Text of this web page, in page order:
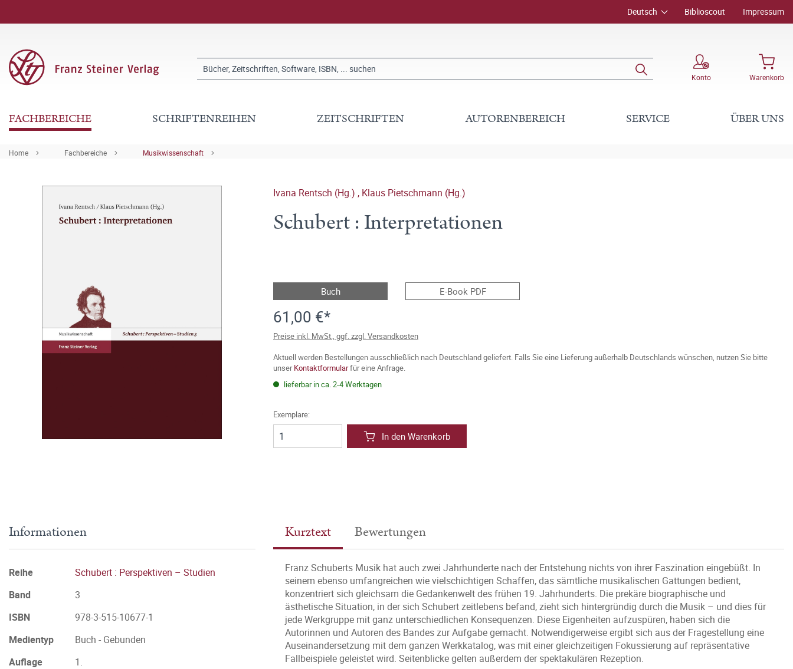
Deutsch Biblioscout Impressum
Konto Warenkorb
FACHBEREICHE SCHRIFTENREIHEN ZEITSCHRIFTEN AUTORENBEREICH SERVICE ÜBER UNS
Home Fachbereiche Musikwissenschaft
Ivana Rentsch (Hg.) , Klaus Pietschmann (Hg.)
Schubert : Interpretationen
Buch E-Book PDF
61,00 €*
Preise inkl. MwSt., ggf. zzgl. Versandkosten
Aktuell werden Bestellungen ausschließlich nach Deutschland geliefert. Falls Sie eine Lieferung außerhalb Deutschlands wünschen, nutzen Sie bitte
unserKontaktformularfür eine Anfrage.
lieferbar in ca. 2-4 Werktagen
Exemplare:
In den Warenkorb
Kurztext Bewertungen
Franz Schuberts Musik hat auch zwei Jahrhunderte nach der Entstehung nichts von ihrer Faszination eingebüßt. In
seinem ebenso umfangreichen wie vielschichtigen Schaffen, das sämtliche musikalischen Gattungen bedient,
konzentriert sich gleichsam die Gedankenwelt des frühen 19. Jahrhunderts. Die prekäre biographische und
ästhetische Situation, in der sich Schubert zeitlebens befand, zieht sich hintergründig durch die Musik – und dies für
jede Werkgruppe mit ganz unterschiedlichen Konsequenzen. Diese Eigenheiten aufzuspüren, haben sich die
Autorinnen und Autoren des Bandes zur Aufgabe gemacht. Notwendigerweise ergibt sich aus der Fragestellung eine
Auseinandersetzung mit dem ganzen Werkkatalog, was mit einer gleichzeitigen Fokussierung auf repräsentative
Fallbeispiele geleistet wird. Seitenblicke gelten außerdem der spektakulären Rezeption.
Informationen
Reihe
Schubert : Perspektiven – Studien
Band
3
ISBN
978-3-515-10677-1
Medientyp
Buch - Gebunden
Auflage
1.